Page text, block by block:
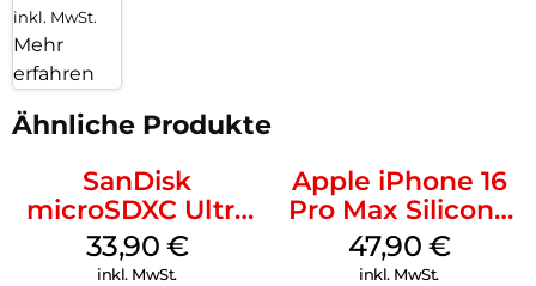
inkl. MwSt.
Mehr
erfahren
Ähnliche Produkte
SanDisk
microSDXC Ultra
128 GB + Adapter
Mobile
33,90 €
inkl. MwSt.
Apple iPhone 16
Pro Max Silicone
Case MagSafe
Black
47,90 €
inkl. MwSt.